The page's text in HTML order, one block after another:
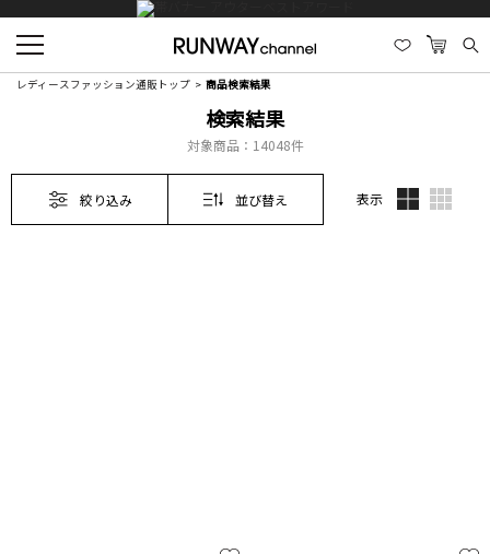
レディースファッション通販トップ 商品検索結果
検索結果
対象商品： 14048件
絞り込み 並び替え 表示